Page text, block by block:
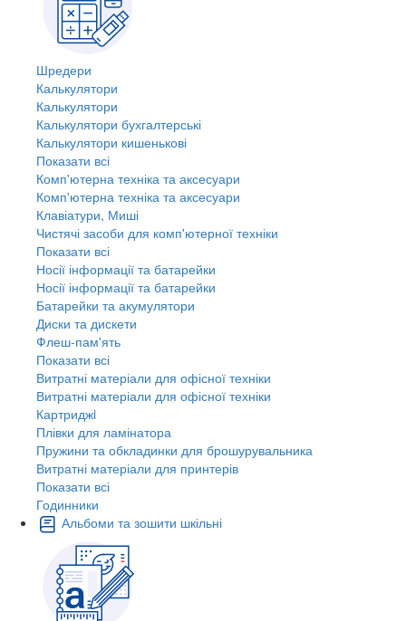
Шредери
Калькулятори
Калькулятори
Калькулятори бухгалтерські
Калькулятори кишенькові
Показати всі
Комп'ютерна техніка та аксесуари
Комп'ютерна техніка та аксесуари
Клавіатури, Миші
Чистячі засоби для комп'ютерної техніки
Показати всі
Носії інформації та батарейки
Носії інформації та батарейки
Батарейки та акумулятори
Диски та дискети
Флеш-пам'ять
Показати всі
Витратні матеріали для офісної техніки
Витратні матеріали для офісної техніки
Картриджi
Плівки для ламінатора
Пружини та обкладинки для брошурувальника
Витратні матеріали для принтерів
Показати всі
Годинники
Альбоми та зошити шкільні